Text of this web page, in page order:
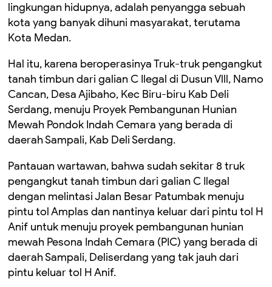
lingkungan hidupnya, adalah penyangga sebuah
kota yang banyak dihuni masyarakat, terutama
Kota Medan.
Hal itu, karena beroperasinya Truk-truk pengangkut
tanah timbun dari galian C Ilegal di Dusun Vlll, Namo
Cancan, Desa Ajibaho, Kec Biru-biru Kab Deli
Serdang, menuju Proyek Pembangunan Hunian
Mewah Pondok Indah Cemara yang berada di
daerah Sampali, Kab Deli Serdang.
Pantauan wartawan, bahwa sudah sekitar 8 truk
pengangkut tanah timbun dari galian C Ilegal
dengan melintasi Jalan Besar Patumbak menuju
pintu tol Amplas dan nantinya keluar dari pintu tol H
Anif untuk menuju proyek pembangunan hunian
mewah Pesona Indah Cemara (PIC) yang berada di
daerah Sampali, Deliserdang yang tak jauh dari
pintu keluar tol H Anif.